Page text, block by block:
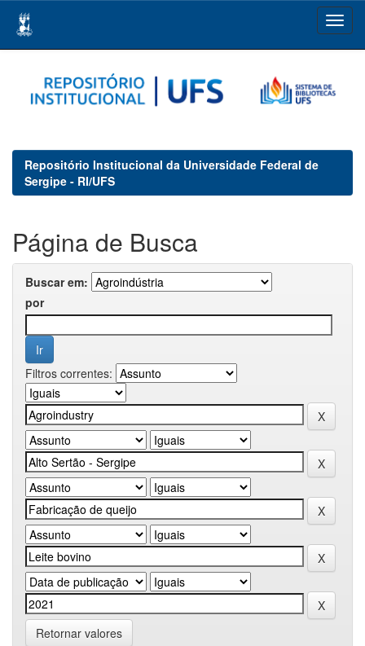
navigation
Repositório Institucional da Universidade Federal de
Sergipe - RI/UFS
Página de Busca
Buscar em:
por
Filtros correntes:
Retornar valores